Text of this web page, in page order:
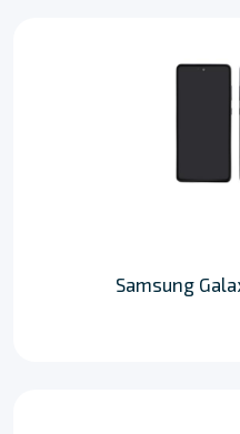
Samsung